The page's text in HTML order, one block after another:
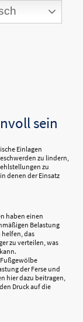
sein
Einlagen
zu lindern,
zu
denen der Einsatz
haben einen
Belastung
helfen, das
zu verteilen, was
der Ferse und
hier dazu beitragen,
Druck auf die